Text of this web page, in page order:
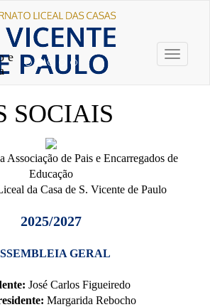
Toggle
e
SOCIAIS
Associação de Pais e Encarregados de
Educação
da Casa de S. Vicente de Paulo
2025/2027
GERAL
José Carlos Figueiredo
Margarida Rebocho